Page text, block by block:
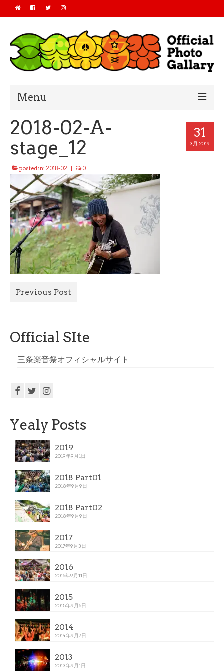
Menu
Home
2019
2018
2017
2016
All Photo
Official Site
31
3月 2019
2018-02-A-
stage_12
posted in: 2018-02 0
Previous Post
Official SIte
三条楽音祭オフィシャルサイト
Yealy Posts
2019
2019年9月1日
2018 Part01
2018年9月9日
2018 Part02
2018年9月9日
2017
2017年9月3日
2016
2016年9月11日
2015
2015年9月6日
2014
2014年9月7日
2013
2013年9月1日